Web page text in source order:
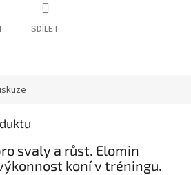
SDÍLET
svaly a růst. Elomin
koní v tréningu.